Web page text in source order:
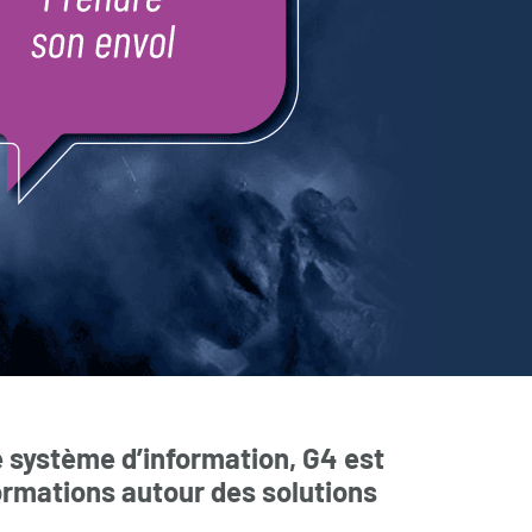
d’information, G4 est
autour des solutions